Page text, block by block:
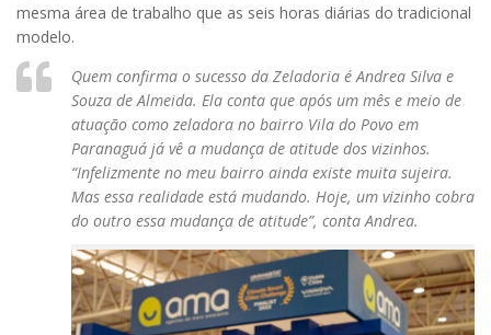
mesma área de trabalho que as seis horas diárias do tradicional
modelo.
Quem confirma o sucesso da Zeladoria é Andrea Silva e
Souza de Almeida. Ela conta que após um mês e meio de
atuação como zeladora no bairro Vila do Povo em
Paranaguá já vê a mudança de atitude dos vizinhos.
“Infelizmente no meu bairro ainda existe muita sujeira.
Mas essa realidade está mudando. Hoje, um vizinho cobra
do outro essa mudança de atitude”, conta Andrea.